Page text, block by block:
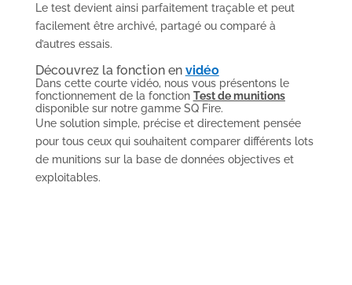
Le test devient ainsi parfaitement traçable et peut
facilement être archivé, partagé ou comparé à
d’autres essais.
Découvrez la fonction en vidéo
Dans cette courte vidéo, nous vous présentons le
fonctionnement de la fonction Test de munitions
disponible sur notre gamme SQ Fire.
Une solution simple, précise et directement pensée
pour tous ceux qui souhaitent comparer différents lots
de munitions sur la base de données objectives et
exploitables.